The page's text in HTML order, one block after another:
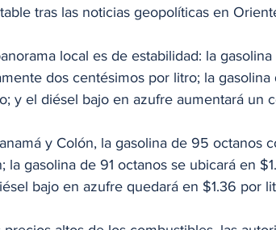
tras las noticias geopolíticas en
local es de estabilidad: la
dos centésimos por litro; la gasolina
y el diésel bajo en azufre aumentará un
y Colón, la gasolina de 95 octanos
la gasolina de 91 octanos se ubicará en
bajo en azufre quedará en $1.36 por